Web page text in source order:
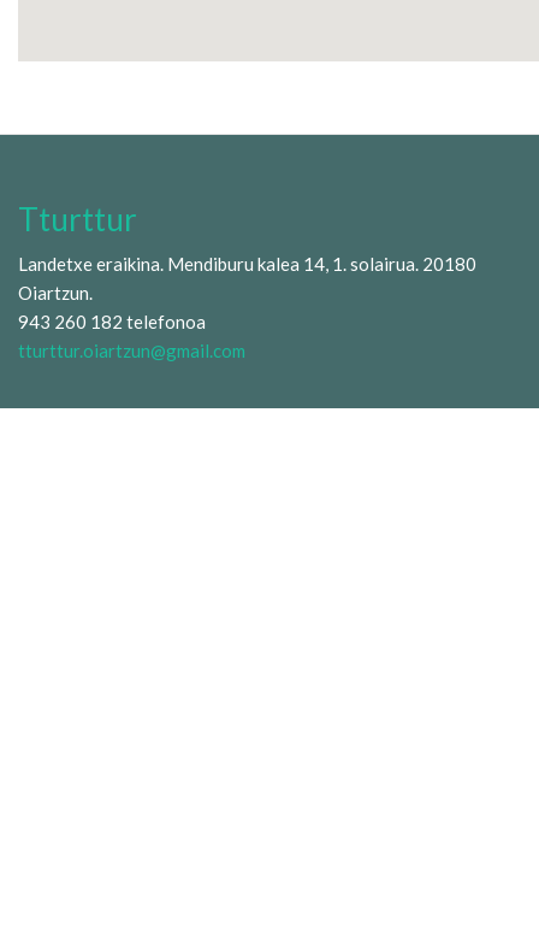
Tturttur
Landetxe eraikina. Mendiburu kalea 14, 1. solairua. 20180
Oiartzun.
943 260 182 telefonoa
tturttur.oiartzun@gmail.com